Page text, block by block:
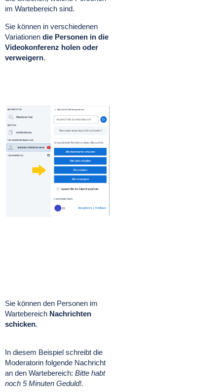
im Wartebereich sind.
Sie können in verschiedenen
Variationen die Personen in die
Videokonferenz holen oder
verweigern.
Sie können den Personen im
Wartebereich Nachrichten
schicken.
In diesem Beispiel schreibt die
Moderatorin folgende Nachricht
an den Wartebereich: Bitte habt
noch 5 Minuten Geduld!.